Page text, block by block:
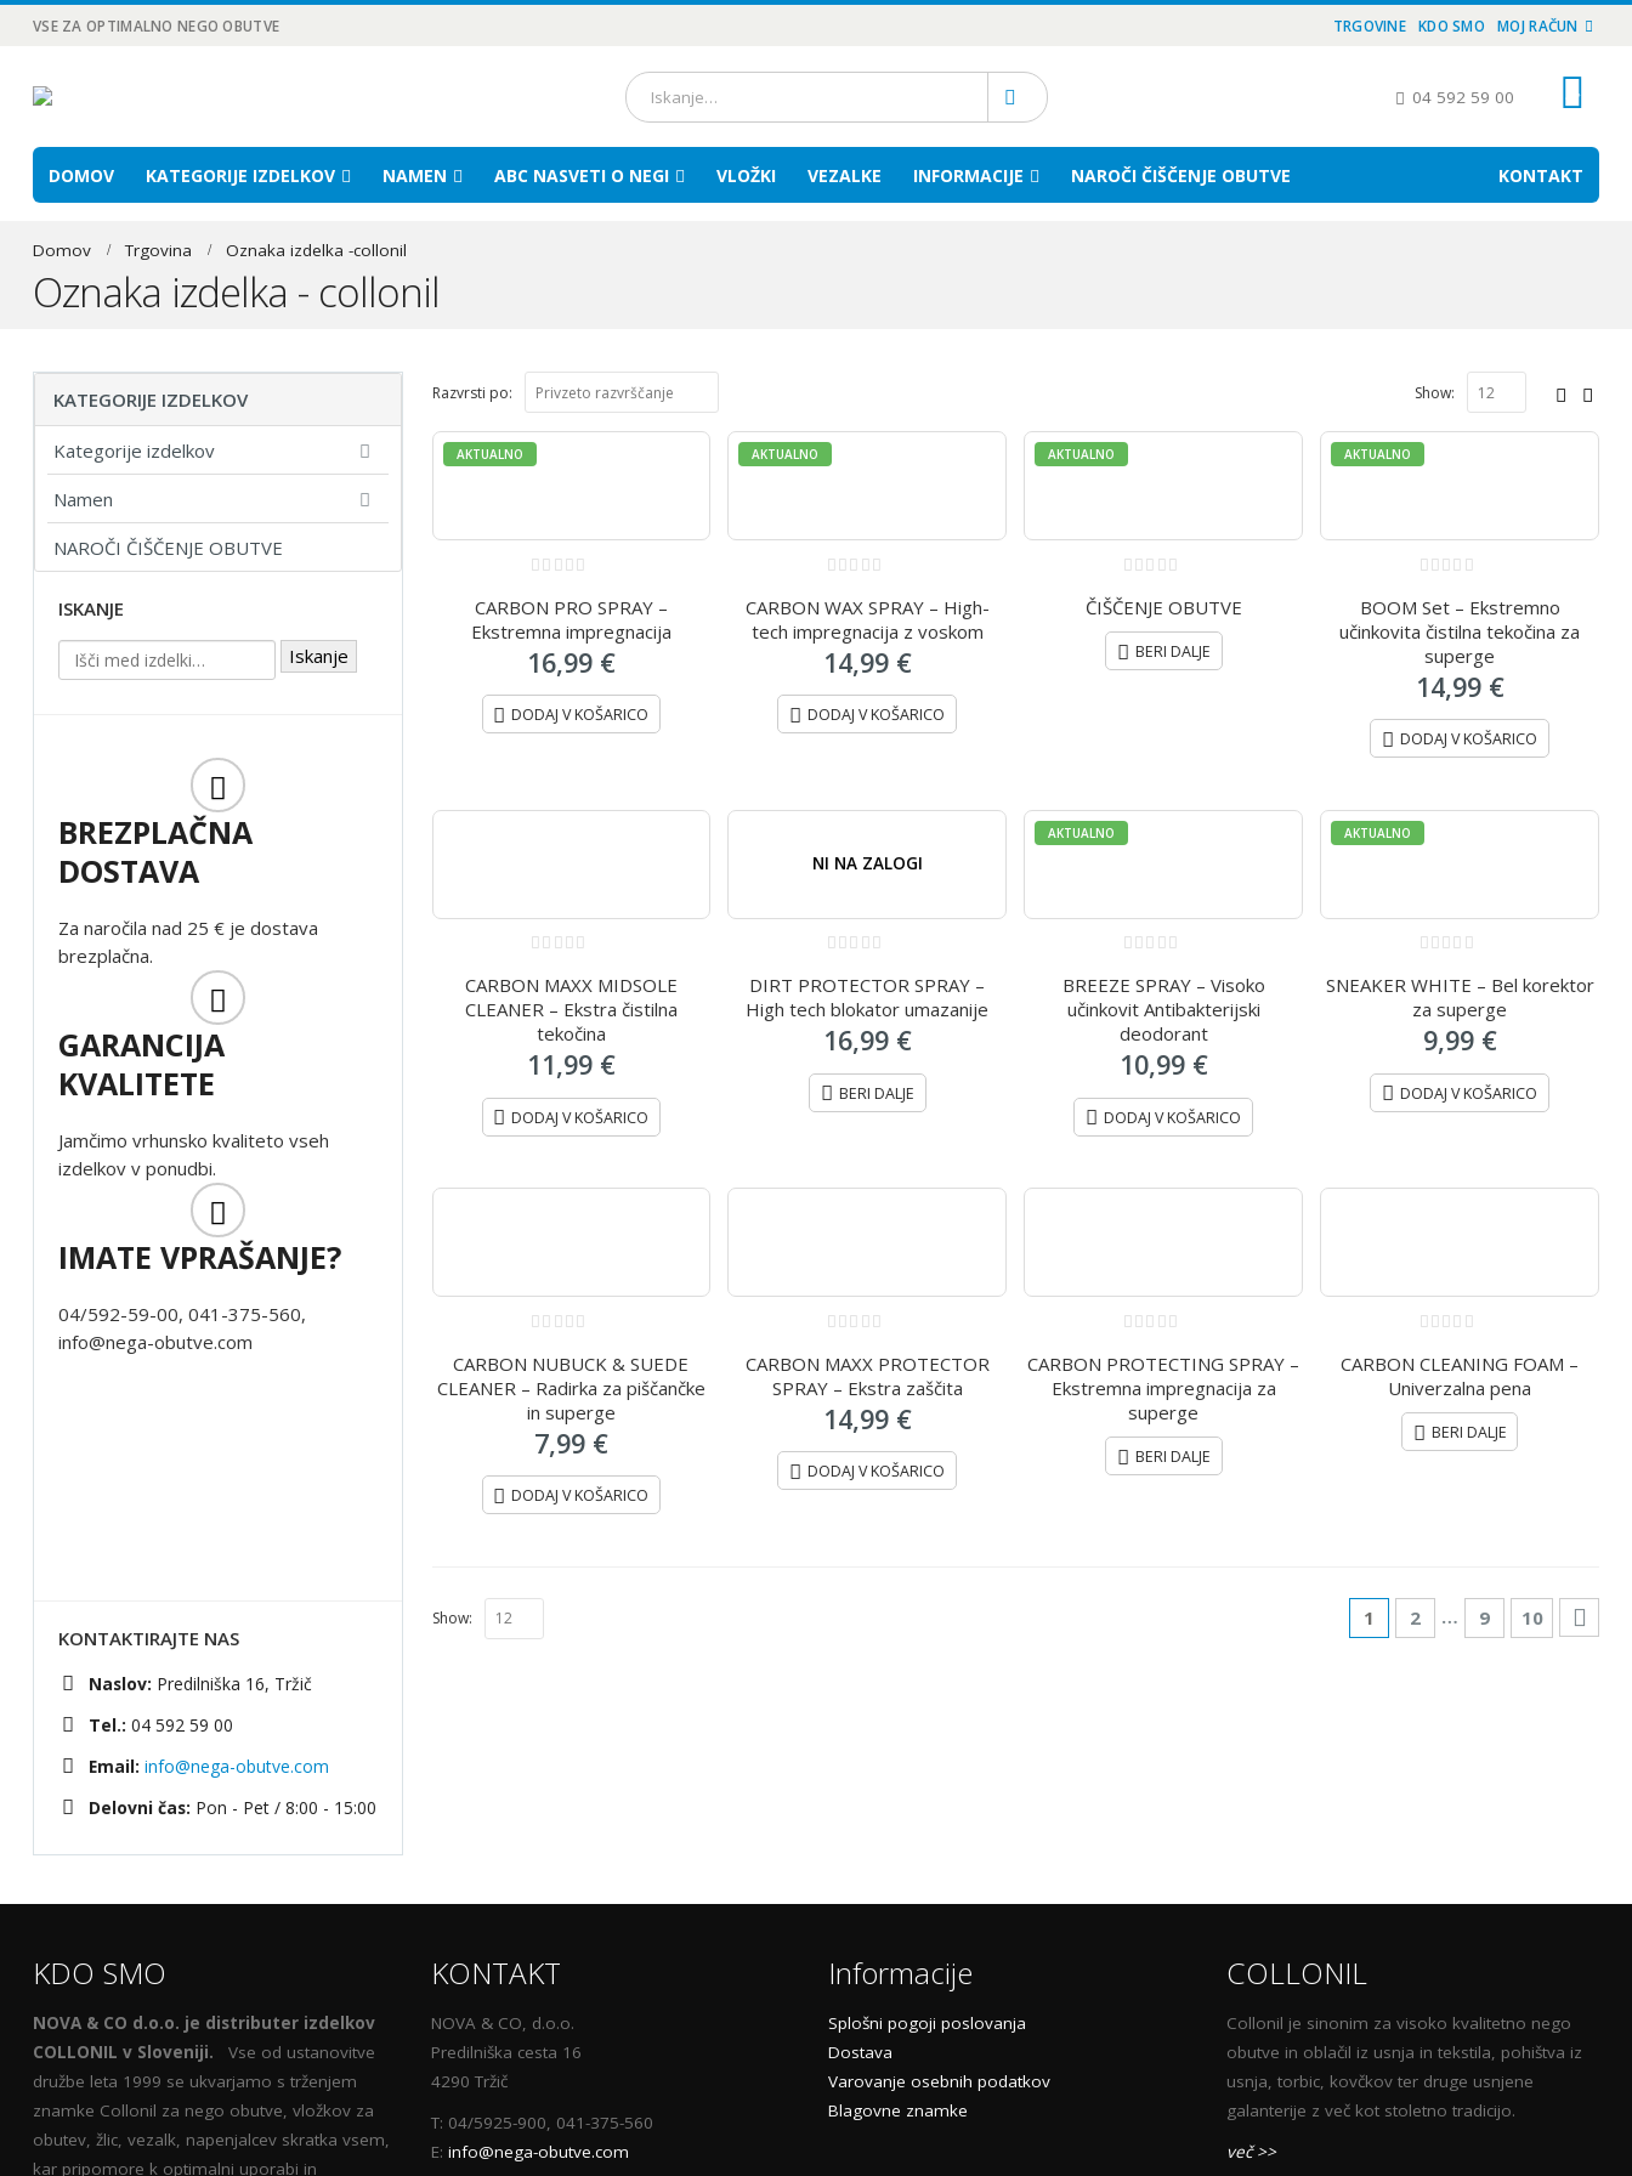
VSE ZA OPTIMALNO NEGO OBUTVE TRGOVINE KDO SMO MOJ RAČUN
04 592 59 00
DOMOV KATEGORIJE IZDELKOV NAMEN ABC NASVETI O NEGI VLOŽKI VEZALKE INFORMACIJE NAROČI ČIŠČENJE OBUTVE KONTAKT
Domov Trgovina Oznaka izdelka -collonil
Oznaka izdelka - collonil
Razvrsti po: Show:
AKTUALNO
out
of
5
CARBON PRO SPRAY –
Ekstremna impregnacija
16,99 €
DODAJ V KOŠARICO
AKTUALNO
out
of
5
CARBON WAX SPRAY – High-
tech impregnacija z voskom
14,99 €
DODAJ V KOŠARICO
AKTUALNO
out
of
5
ČIŠČENJE OBUTVE
BERI DALJE
AKTUALNO
out
of
5
BOOM Set – Ekstremno
učinkovita čistilna tekočina za
superge
14,99 €
DODAJ V KOŠARICO
out
of
5
CARBON MAXX MIDSOLE
CLEANER – Ekstra čistilna
tekočina
11,99 €
DODAJ V KOŠARICO
NI NA ZALOGI
out
of
5
DIRT PROTECTOR SPRAY –
High tech blokator umazanije
16,99 €
BERI DALJE
AKTUALNO
out
of
5
BREEZE SPRAY – Visoko
učinkovit Antibakterijski
deodorant
10,99 €
DODAJ V KOŠARICO
AKTUALNO
out
of
5
SNEAKER WHITE – Bel korektor
za superge
9,99 €
DODAJ V KOŠARICO
out
of
5
CARBON NUBUCK & SUEDE
CLEANER – Radirka za piščančke
in superge
7,99 €
DODAJ V KOŠARICO
out
of
5
CARBON MAXX PROTECTOR
SPRAY – Ekstra zaščita
14,99 €
DODAJ V KOŠARICO
out
of
5
CARBON PROTECTING SPRAY –
Ekstremna impregnacija za
superge
BERI DALJE
out
of
5
CARBON CLEANING FOAM –
Univerzalna pena
BERI DALJE
Show: 1 2 … 9 10
KATEGORIJE IZDELKOV
Kategorije izdelkov
Namen
NAROČI ČIŠČENJE OBUTVE
ISKANJE
Iskanje
BREZPLAČNA
DOSTAVA
Za naročila nad 25 € je dostava
brezplačna.
GARANCIJA
KVALITETE
Jamčimo vrhunsko kvaliteto vseh
izdelkov v ponudbi.
IMATE VPRAŠANJE?
04/592-59-00, 041-375-560,
info@nega-obutve.com
KONTAKTIRAJTE NAS
Naslov: Predilniška 16, Tržič
Tel.: 04 592 59 00
Email: info@nega-obutve.com
Delovni čas: Pon - Pet / 8:00 - 15:00
KDO SMO
NOVA & CO d.o.o. je distributer izdelkov
COLLONIL v Sloveniji. Vse od ustanovitve
družbe leta 1999 se ukvarjamo s trženjem
znamke Collonil za nego obutve, vložkov za
obutev, žlic, vezalk, napenjalcev skratka vsem,
kar pripomore k optimalni uporabi in
KONTAKT
NOVA & CO, d.o.o.
Predilniška cesta 16
4290 Tržič
T: 04/5925-900, 041-375-560
E: info@nega-obutve.com
Informacije
Splošni pogoji poslovanja
Dostava
Varovanje osebnih podatkov
Blagovne znamke
COLLONIL
Collonil je sinonim za visoko kvalitetno nego
obutve in oblačil iz usnja in tekstila, pohištva iz
usnja, torbic, kovčkov ter druge usnjene
galanterije z več kot stoletno tradicijo.
več >>